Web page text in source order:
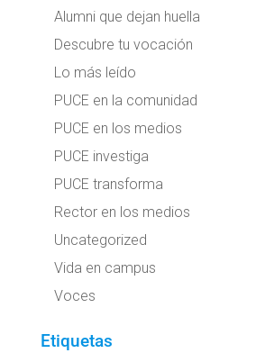
Alumni que dejan huella
Descubre tu vocación
Lo más leído
PUCE en la comunidad
PUCE en los medios
PUCE investiga
PUCE transforma
Rector en los medios
Uncategorized
Vida en campus
Voces
Etiquetas